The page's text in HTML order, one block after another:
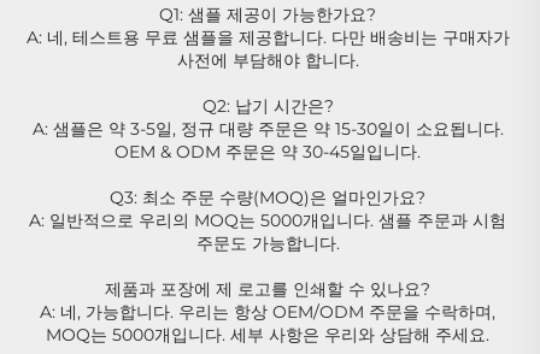
Q1: 샘플 제공이 가능한가요?
A: 네, 테스트용 무료 샘플을 제공합니다. 다만 배송비는 구매자가
사전에 부담해야 합니다.
Q2: 납기 시간은?
A: 샘플은 약 3-5일, 정규 대량 주문은 약 15-30일이 소요됩니다.
OEM & ODM 주문은 약 30-45일입니다.
Q3: 최소 주문 수량(MOQ)은 얼마인가요?
A: 일반적으로 우리의 MOQ는 5000개입니다. 샘플 주문과 시험
주문도 가능합니다.
제품과 포장에 제 로고를 인쇄할 수 있나요?
A: 네, 가능합니다. 우리는 항상 OEM/ODM 주문을 수락하며,
MOQ는 5000개입니다. 세부 사항은 우리와 상담해 주세요.